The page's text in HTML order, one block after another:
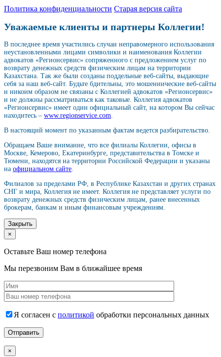
Политика конфиденциальности Старая версия сайта
Уважаемые клиенты и партнеры Коллегии!
В последнее время участились случаи неправомерного использования
неустановленными лицами символики и наименования Коллегии
адвокатов «Регионсервис» сопряженного с предложением услуг по
возврату денежных средств физическим лицам на территории
Казахстана. Так же были созданы поддельные веб-сайты, выдающие
себя за наш веб-сайт. Будьте бдительны, это мошеннические веб-сайты
и никоим образом не связаны с Коллегией адвокатов «Регионсервис»
и не должны рассматриваться как таковые. Коллегия адвокатов
«Регионсервис» имеет один официальный сайт, на котором Вы сейчас
находитесь – www.regionservice.com.
В настоящий момент по указанным фактам ведется разбирательство.
Обращаем Ваше внимание, что все филиалы Коллегии, офисы в
Москве, Кемерово, Екатеринбурге, представительства в Томске и
Тюмени, находятся на территории Российской Федерации и указаны
на официальном сайте.
Филиалов за пределами РФ, в Республике Казахстан и других странах
СНГ и мира, Коллегия не имеет. Коллегия не представляет услуги по
возврату денежных средств физическим лицам, ранее внесенных
брокерам, банкам и иным финансовым учреждениям.
Закрыть
×
Оставьте Ваш номер телефона
Мы перезвоним Вам в ближайшее время
Я согласен с политикой обработки персональных данных
×